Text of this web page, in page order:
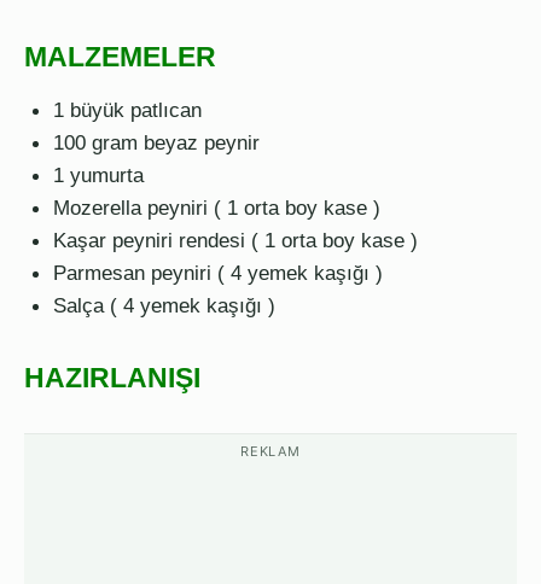
MALZEMELER
1 büyük patlıcan
100 gram beyaz peynir
1 yumurta
Mozerella peyniri ( 1 orta boy kase )
Kaşar peyniri rendesi ( 1 orta boy kase )
Parmesan peyniri ( 4 yemek kaşığı )
Salça ( 4 yemek kaşığı )
HAZIRLANIŞI
REKLAM